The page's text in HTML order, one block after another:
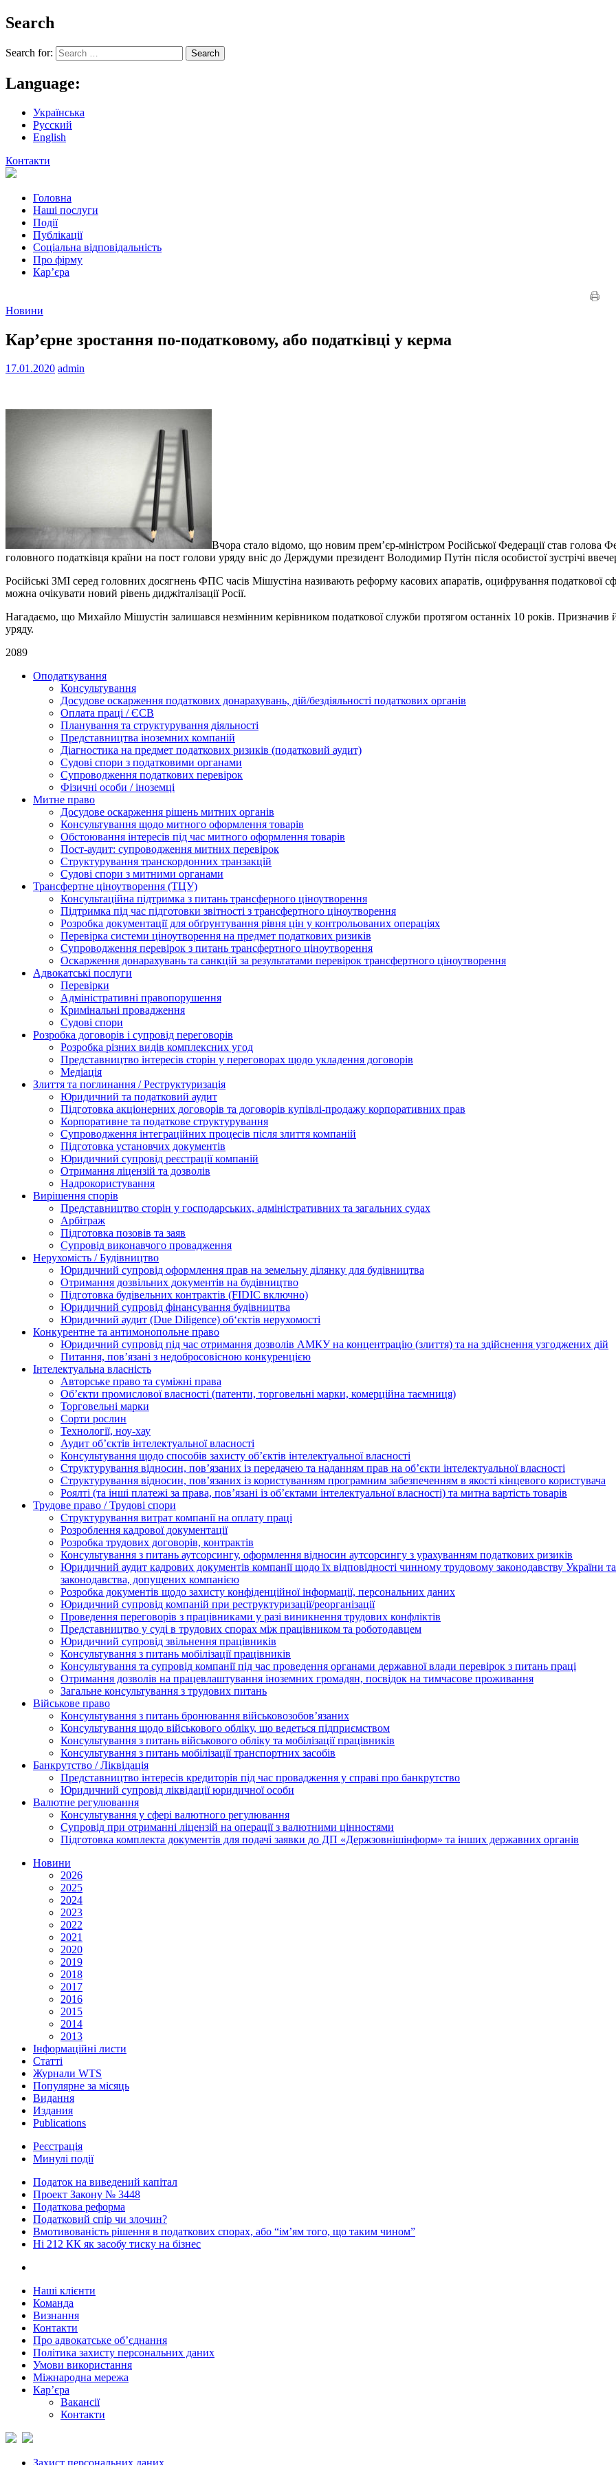
Search
Search for:
Language:
Українська
Русский
English
Контакти
Головна
Наші послуги
Події
Публікації
Соціальна відповідальність
Про фiрму
Кар’єра
Новини
Кар’єрне зростання по-податковому, або податківці у керма
17.01.2020 admin
Вчора стало відомо, що новим прем’єр-міністром Російської Федерації став
головного податківця країни на пост голови уряду вніс до Держдуми президент Володимир Путін після особистої зустрічі
Російські ЗМІ серед головних досягнень ФПС часів Мішустіна називають реформу касових апаратів, оцифрування податкової
можна очікувати новий рівень диджіталізації Росії.
Нагадаємо, що Михайло Мішустін залишався незмінним керівником податкової служби протягом останніх 10 років.
уряду.
2089
Оподаткування
Консультування
Досудове оскарження податкових донарахувань, дій/бездіяльності податкових органів
Оплата праці / ЄСВ
Планування та структурування діяльності
Представництва іноземних компаній
Діагностика на предмет податкових ризиків (податковий аудит)
Судові спори з податковими органами
Супроводження податкових перевірок
Фізичні особи / іноземці
Митне право
Досудове оскарження рішень митних органів
Консультування щодо митного оформлення товарів
Обстоювання інтересів під час митного оформлення товарів
Пост-аудит: супроводження митних перевірок
Структурування транскордонних транзакцій
Судові спори з митними органами
Трансфертне ціноутворення (ТЦУ)
Консультаційна підтримка з питань трансферного ціноутворення
Підтримка під час підготовки звітності з трансфертного ціноутворення
Розробка документації для обґрунтування рівня цін у контрольованих операціях
Перевірка системи ціноутворення на предмет податкових ризиків
Супроводження перевірок з питань трансфертного ціноутворення
Оскарження донарахувань та санкцій за результатами перевірок трансфертного ціноутворення
Адвокатські послуги
Перевірки
Адміністративні правопорушення
Кримінальні провадження
Судові спори
Розробка договорів і супровід переговорів
Розробка різних видів комплексних угод
Представництво інтересів сторін у переговорах щодо укладення договорів
Медіація
Злиття та поглинання / Реструктуризація
Юридичний та податковий аудит
Підготовка акціонерних договорів та договорів купівлі-продажу корпоративних прав
Корпоративне та податкове структурування
Супроводження інтеграційних процесів після злиття компаній
Підготовка установчих документів
Юридичний супровід реєстрації компаній
Отримання ліцензій та дозволів
Надрокористування
Вирішення спорів
Представництво сторін у господарських, адміністративних та загальних судах
Арбітраж
Підготовка позовів та заяв
Супровід виконавчого провадження
Нерухомість / Будівництво
Юридичний супровід оформлення прав на земельну ділянку для будівництва
Отримання дозвільних документів на будівництво
Підготовка будівельних контрактів (FIDIC включно)
Юридичний супровід фінансування будівництва
Юридичний аудит (Due Diligence) об‘єктів нерухомості
Конкурентне та антимонопольне право
Юридичний супровід під час отримання дозволів АМКУ на концентрацію (злиття) та на здійснення узгоджених дій
Питання, пов’язані з недобросовісною конкуренцією
Інтелектуальна власність
Авторське право та суміжні права
Oб’єкти промислової власності (патенти, торговельні марки, комерційна таємниця)
Торговельні марки
Сорти рослин
Технології, ноу-хау
Аудит об’єктів інтелектуальної власності
Консультування щодо способів захисту об’єктів інтелектуальної власності
Структурування відносин, пов’язаних із передачею та наданням прав на об’єкти інтелектуальної власності
Структурування відносин, пов’язаних із користуванням програмним забезпеченням в якості кінцевого користувача
Роялті (та інші платежі за права, пов’язані із об’єктами інтелектуальної власності) та митна вартість товарів
Трудове право / Трудові спори
Cтруктурування витрат компанії на оплату праці
Розроблення кадрової документації
Розробка трудових договорів, контрактів
Консультування з питань аутсорсингу, оформлення відносин аутсорсингу з урахуванням податкових ризиків
Юридичний аудит кадрових документів компанії щодо їх відповідності чинному трудовому законодавству України
законодавства, допущених компанією
Розробка документів щодо захисту конфіденційної інформації, персональних даних
Юридичний супровід компаній при реструктуризації/реорганізації
Проведення переговорів з працівниками у разі виникнення трудових конфліктів
Представництво у суді в трудових спорах між працівником та роботодавцем
Юридичний супровід звільнення працівників
Консультування з питань мобілізації працівників
Консультування та супровід компанії під час проведення органами державної влади перевірок з питань праці
Отримання дозволів на працевлаштування іноземних громадян, посвідок на тимчасове проживання
Загальне консультування з трудових питань
Військове право
Консультування з питань бронювання військовозобов’язаних
Консультування щодо військового обліку, що ведеться підприємством
Консультування з питань військового обліку та мобілізації працівників
Консультування з питань мобілізації транспортних засобів
Банкрутство / Ліквідація
Представництво інтересів кредиторів під час провадження у справі про банкрутство
Юридичний супровід ліквідації юридичної особи
Валютне регулювання
Консультування у сфері валютного регулювання
Супровід при отриманні ліцензій на операції з валютними цінностями
Підготовка комплекта документів для подачі заявки до ДП «Держзовнішінформ» та інших державних органів
Новини
2026
2025
2024
2023
2022
2021
2020
2019
2018
2017
2016
2015
2014
2013
Інформаційні листи
Статті
Журнали WTS
Популярне за місяць
Видання
Издания
Publications
Реєстрація
Минулі події
Податок на виведений капітал
Проект Закону № 3448
Податкова реформа
Податковий спір чи злочин?
Вмотивованість рішення в податкових спорах, або “ім’ям того, що таким чином”
Ні 212 КК як засобу тиску на бізнес
Наші клієнти
Команда
Визнання
Контакти
Про адвокатське об’єднання
Політика захисту персональних даних
Умови використання
Міжнародна мережа
Кар’єра
Вакансії
Контакти